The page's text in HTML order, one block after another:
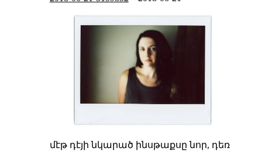
մէթ դէյի նկարած ինսթաքսը նոր, դեռ